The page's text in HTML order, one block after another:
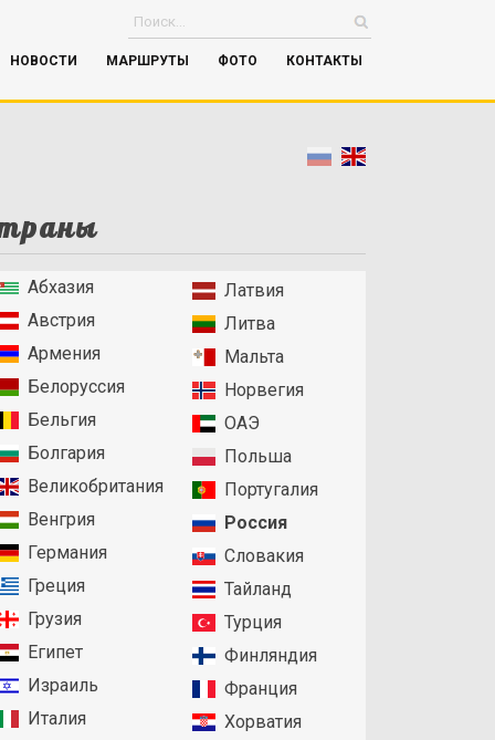
НОВОСТИ МАРШРУТЫ ФОТО КОНТАКТЫ
Абхазия
Австрия
Армения
Белоруссия
Бельгия
Болгария
Великобритания
Венгрия
Германия
Греция
Грузия
Египет
Израиль
Италия
Латвия
Литва
Мальта
Норвегия
ОАЭ
Польша
Португалия
Россия
Словакия
Тайланд
Турция
Финляндия
Франция
Хорватия